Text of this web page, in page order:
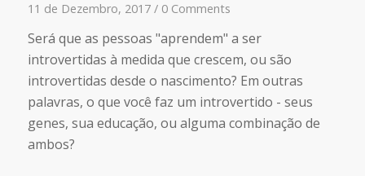
11 de Dezembro, 2017 / 0 Comments
Será que as pessoas "aprendem" a ser
introvertidas à medida que crescem, ou são
introvertidas desde o nascimento? Em outras
palavras, o que você faz um introvertido - seus
genes, sua educação, ou alguma combinação de
ambos?